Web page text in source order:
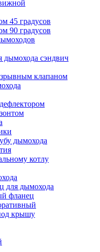
45 градусов
90 градусов
дымохода сэндвич
клапаном
дымохода
котлу
для дымохода
фланец
крышу